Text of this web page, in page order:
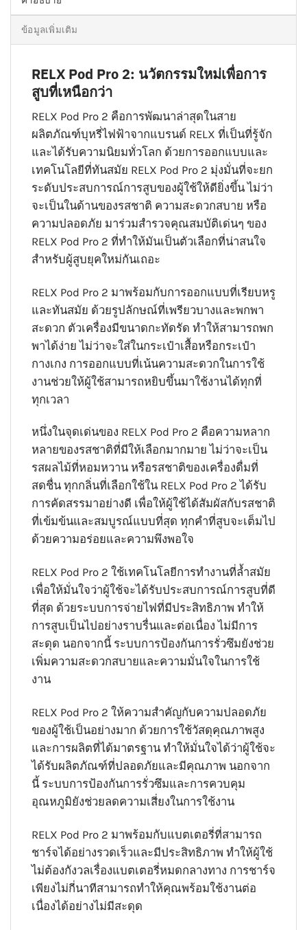
ข้อมูลเพิ่มเติม
RELX Pod Pro 2: นวัตกรรมใหม่เพื่อการ
สูบที่เหนือกว่า
RELX Pod Pro 2 คือการพัฒนาล่าสุดในสาย
ผลิตภัณฑ์บุหรี่ไฟฟ้าจากแบรนด์ RELX ที่เป็นที่รู้จัก
และได้รับความนิยมทั่วโลก ด้วยการออกแบบและ
เทคโนโลยีที่ทันสมัย RELX Pod Pro 2 มุ่งมั่นที่จะยก
ระดับประสบการณ์การสูบของผู้ใช้ให้ดียิ่งขึ้น ไม่ว่า
จะเป็นในด้านของรสชาติ ความสะดวกสบาย หรือ
ความปลอดภัย มาร่วมสำรวจคุณสมบัติเด่นๆ ของ
RELX Pod Pro 2 ที่ทำให้มันเป็นตัวเลือกที่น่าสนใจ
สำหรับผู้สูบยุคใหม่กันเถอะ
RELX Pod Pro 2 มาพร้อมกับการออกแบบที่เรียบหรู
และทันสมัย ด้วยรูปลักษณ์ที่เพรียวบางและพกพา
สะดวก ตัวเครื่องมีขนาดกะทัดรัด ทำให้สามารถพก
พาได้ง่าย ไม่ว่าจะใส่ในกระเป๋าเสื้อหรือกระเป๋า
กางเกง การออกแบบที่เน้นความสะดวกในการใช้
งานช่วยให้ผู้ใช้สามารถหยิบขึ้นมาใช้งานได้ทุกที่
ทุกเวลา
หนึ่งในจุดเด่นของ RELX Pod Pro 2 คือความหลาก
หลายของรสชาติที่มีให้เลือกมากมาย ไม่ว่าจะเป็น
รสผลไม้ที่หอมหวาน หรือรสชาติของเครื่องดื่มที่
สดชื่น ทุกกลิ่นที่เลือกใช้ใน RELX Pod Pro 2 ได้รับ
การคัดสรรมาอย่างดี เพื่อให้ผู้ใช้ได้สัมผัสกับรสชาติ
ที่เข้มข้นและสมบูรณ์แบบที่สุด ทุกคำที่สูบจะเต็มไป
ด้วยความอร่อยและความพึงพอใจ
RELX Pod Pro 2 ใช้เทคโนโลยีการทำงานที่ล้ำสมัย
เพื่อให้มั่นใจว่าผู้ใช้จะได้รับประสบการณ์การสูบที่ดี
ที่สุด ด้วยระบบการจ่ายไฟที่มีประสิทธิภาพ ทำให้
การสูบเป็นไปอย่างราบรื่นและต่อเนื่อง ไม่มีการ
สะดุด นอกจากนี้ ระบบการป้องกันการรั่วซึมยังช่วย
เพิ่มความสะดวกสบายและความมั่นใจในการใช้
งาน
RELX Pod Pro 2 ให้ความสำคัญกับความปลอดภัย
ของผู้ใช้เป็นอย่างมาก ด้วยการใช้วัสดุคุณภาพสูง
และการผลิตที่ได้มาตรฐาน ทำให้มั่นใจได้ว่าผู้ใช้จะ
ได้รับผลิตภัณฑ์ที่ปลอดภัยและมีคุณภาพ นอกจาก
นี้ ระบบการป้องกันการรั่วซึมและการควบคุม
อุณหภูมิยังช่วยลดความเสี่ยงในการใช้งาน
RELX Pod Pro 2 มาพร้อมกับแบตเตอรี่ที่สามารถ
ชาร์จได้อย่างรวดเร็วและมีประสิทธิภาพ ทำให้ผู้ใช้
ไม่ต้องกังวลเรื่องแบตเตอรี่หมดกลางทาง การชาร์จ
เพียงไม่กี่นาทีสามารถทำให้คุณพร้อมใช้งานต่อ
เนื่องได้อย่างไม่มีสะดุด